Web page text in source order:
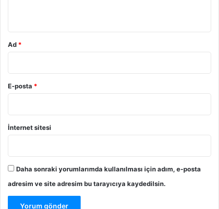
Ad *
E-posta *
İnternet sitesi
Daha sonraki yorumlarımda kullanılması için adım, e-posta
adresim ve site adresim bu tarayıcıya kaydedilsin.